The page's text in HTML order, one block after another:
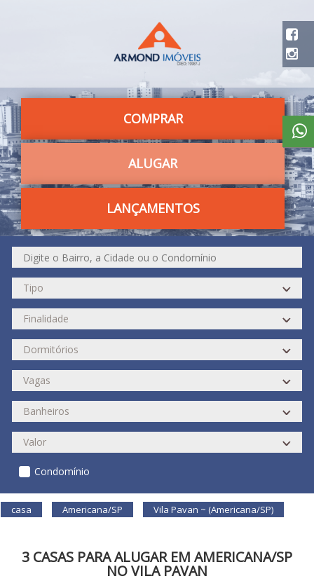
COMPRAR
ALUGAR
LANÇAMENTOS
Condomínio
casa Americana/SP Vila Pavan ~ (Americana/SP)
3 CASAS PARA ALUGAR EM AMERICANA/SP
NO VILA PAVAN